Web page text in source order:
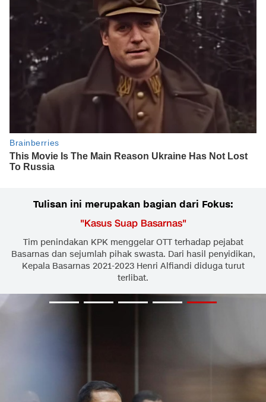
Tulisan ini merupakan bagian dari Fokus:
"Kasus Suap Basarnas"
Tim penindakan KPK menggelar OTT terhadap pejabat
Basarnas dan sejumlah pihak swasta. Dari hasil penyidikan,
Kepala Basarnas 2021-2023 Henri Alfiandi diduga turut
terlibat.